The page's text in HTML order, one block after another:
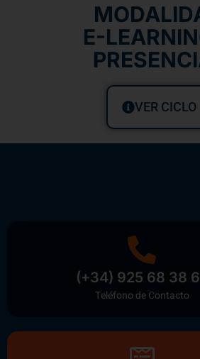
E-
VER CICLO
(+34) 925 68 38
Teléfono de Contacto